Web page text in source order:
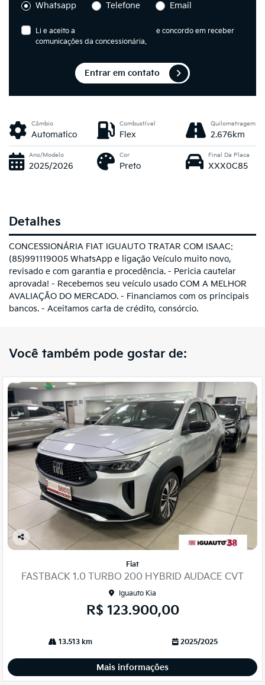
Whatsapp
Telefone Email
Li e aceito a
e concordo em receber
comunicações da concessionária.
Entrar em contato
Câmbio
Automatico
Combustível
Flex
Quilometragem
2.676km
Ano/Modelo
2025/2026
Cor
Preto
Final Da Placa
XXX0C85
Detalhes
CONCESSIONÁRIA FIAT IGUAUTO TRATAR COM ISAAC:
(85)991119005 WhatsApp e ligação Veículo muito novo,
revisado e com garantia e procedência. - Pericia cautelar
aprovada! - Recebemos seu veículo usado COM A MELHOR
AVALIAÇÃO DO MERCADO. - Financiamos com os principais
bancos. - Aceitamos carta de crédito, consórcio.
Você também pode gostar de:
Co
lhe
Fiat
FASTBACK 1.0 TURBO 200 HYBRID AUDACE CVT
Iguauto Kia
R$ 123.900,00
13.513 km 2025/2025
Mais informações